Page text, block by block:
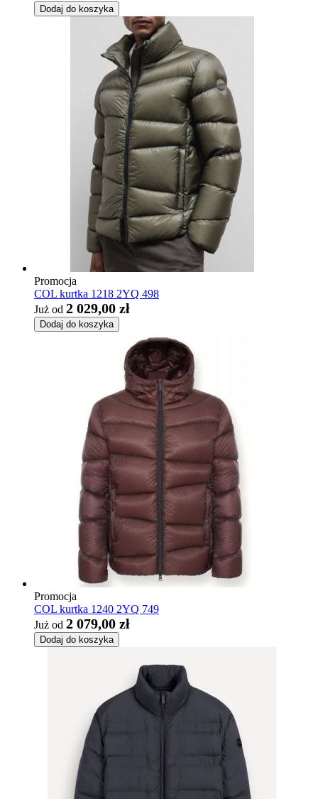
Dodaj do koszyka
Promocja
COL kurtka 1218 2YQ 498
Już od 2 029,00 zł
Dodaj do koszyka
Promocja
COL kurtka 1240 2YQ 749
Już od 2 079,00 zł
Dodaj do koszyka